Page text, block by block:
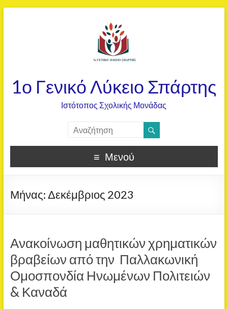
1ο Γενικό Λύκειο Σπάρτης
Ιστότοπος Σχολικής Μονάδας
Μενού
Μήνας:Δεκέμβριος 2023
Ανακοίνωση μαθητικών χρηματικών
βραβείων από την Παλλακωνική
Ομοσπονδία Ηνωμένων Πολιτειών
& Καναδά